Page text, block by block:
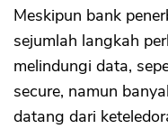
Meskipun bank
sejumlah langkah
melindungi data,
secure, namun
datang dari